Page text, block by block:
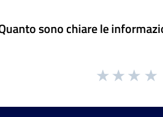
sono chiare le